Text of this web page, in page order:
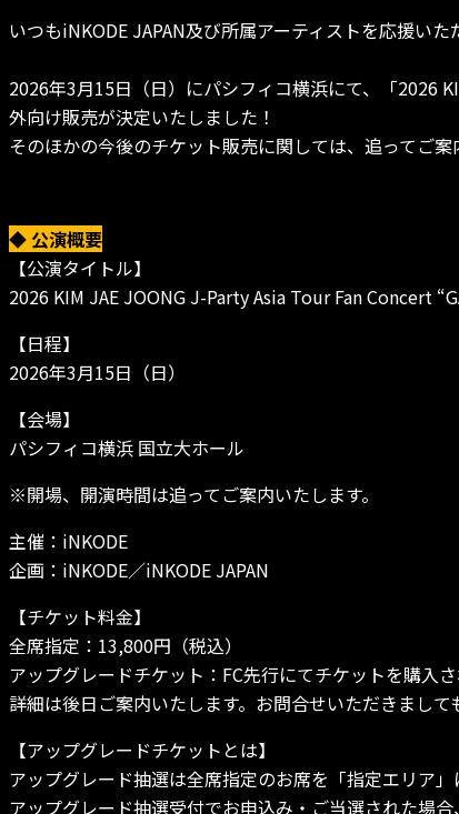
いつもiNKODE JAPAN及び所属アーティストを応援いた
2026年3月15日（日）にパシフィコ横浜にて、「2026
外向け販売が決定いたしました！
そのほかの今後のチケット販売に関しては、追ってご案
◆ 公演概要
【公演タイトル】
2026 KIM JAE JOONG J-Party Asia Tour Fan Concert
【日程】
2026年3月15日（日）
【会場】
パシフィコ横浜 国立大ホール
※開場、開演時間は追ってご案内いたします。
主催：iNKODE
企画：iNKODE／iNKODE JAPAN
【チケット料金】
全席指定：13,800円（税込）
アップグレードチケット：FC先行にてチケットを購入
詳細は後日ご案内いたします。お問合せいただきまして
【アップグレードチケットとは】
アップグレード抽選は全席指定のお席を「指定エリア」
アップグレード抽選受付でお申込み・ご当選された場